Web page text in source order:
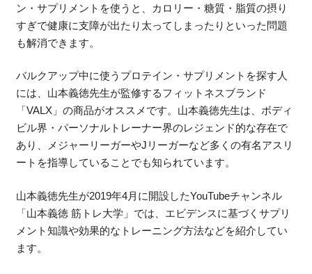
ン・サプリメントを使うと、カロリー・糖質・脂質の摂り
すぎで健康に支障が出たり太ってしまったりといった問題
も解消できます。
バルクアップ中に使うプロテイン・サプリメントを探す人
には、山本義徳先生が監修するフィットネスブランド
「VALX」の商品がオススメです。山本義徳先生は、ボディ
ビル界・パーソナルトレーナー界のレジェンド的な存在で
あり、メジャーリーガーやJリーガーなど多くの有名アスリ
ートを指導していることでも知られています。
山本義徳先生が2019年4月に開設したYouTubeチャンネル
「山本義徳 筋トレ大学」では、エビデンスに基づくサプリ
メント知識や効果的なトレーニング方法などを紹介してい
ます。